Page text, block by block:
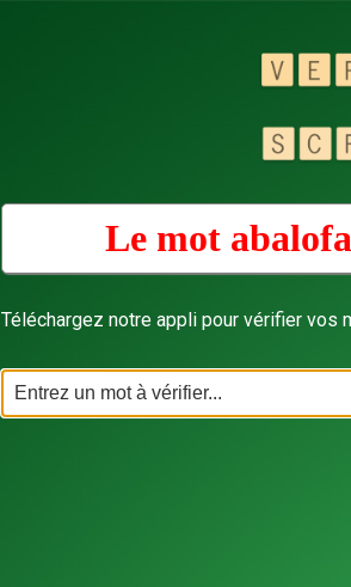
Le mot
Téléchargez notre appli pour vérifier vos